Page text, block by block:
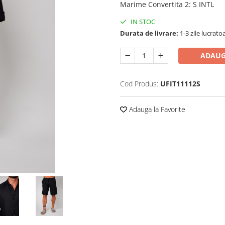
Marime Convertita 2: S INTL
IN STOC
Durata de livrare: 1-3 zile
Cod Produs: UFIT11112S
Adauga la Favorite